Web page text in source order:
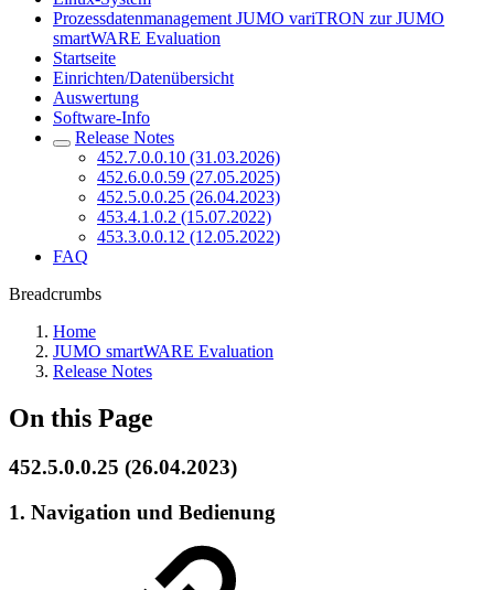
Prozessdatenmanagement JUMO variTRON zur JUMO
smartWARE Evaluation
Startseite
Einrichten/Datenübersicht
Auswertung
Software-Info
Release Notes
452.7.0.0.10 (31.03.2026)
452.6.0.0.59 (27.05.2025)
452.5.0.0.25 (26.04.2023)
453.4.1.0.2 (15.07.2022)
453.3.0.0.12 (12.05.2022)
FAQ
Breadcrumbs
Home
JUMO smartWARE Evaluation
Release Notes
On this Page
452.5.0.0.25 (26.04.2023)
1. Navigation und Bedienung